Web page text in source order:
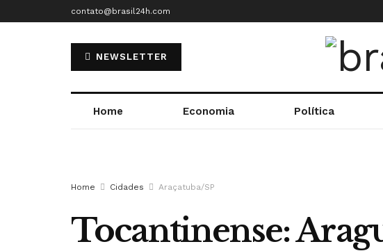
contato@brasil24h.com
NEWSLETTER
Home Economia Política
Home Cidades Araçatuba/SP
Tocantinense: